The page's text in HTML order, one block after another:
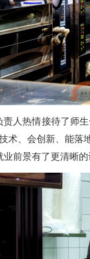
人热情接待了师
术、会创新、能
前景有了更清晰的